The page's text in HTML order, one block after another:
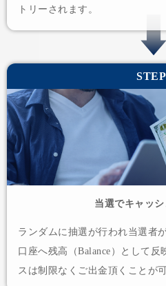
トリーされます。
当選でキャッシ
ランダムに抽選が行われ当選者
口座へ残高（Balance）として
スは制限なくご出金頂くことが